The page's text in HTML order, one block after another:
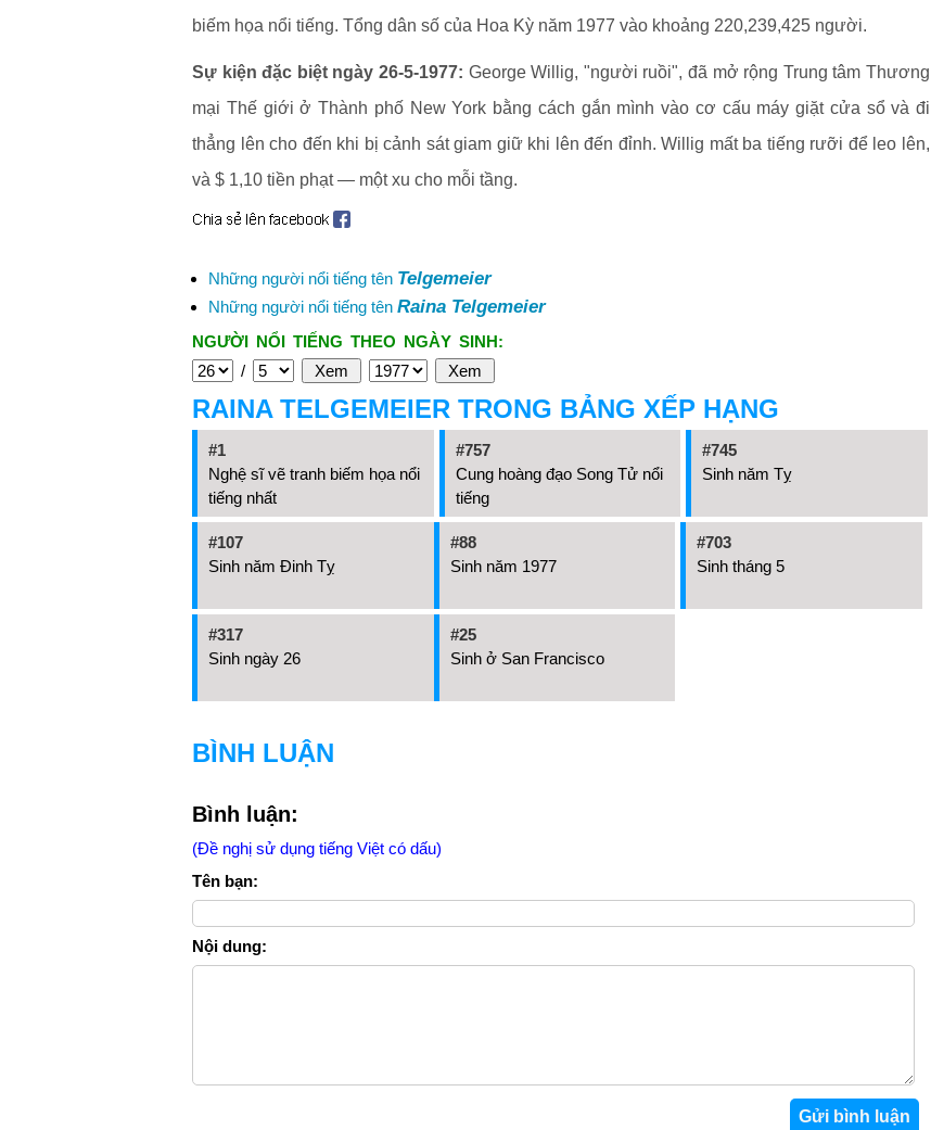
biếm họa nổi tiếng. Tổng dân số của Hoa Kỳ năm 1977 vào khoảng 220,239,425 người.
Sự kiện đặc biệt ngày 26-5-1977: George Willig, "người ruồi", đã mở rộng Trung tâm Thương
mại Thế giới ở Thành phố New York bằng cách gắn mình vào cơ cấu máy giặt cửa sổ và đi
thẳng lên cho đến khi bị cảnh sát giam giữ khi lên đến đỉnh. Willig mất ba tiếng rưỡi để leo lên,
và $ 1,10 tiền phạt — một xu cho mỗi tầng.
Những người nổi tiếng tên Telgemeier
Những người nổi tiếng tên Raina Telgemeier
NGƯỜI NỔI TIẾNG THEO NGÀY SINH:
/
RAINA TELGEMEIER TRONG BẢNG XẾP HẠNG
#1
Nghệ sĩ vẽ tranh biếm họa nổi
tiếng nhất
#757
Cung hoàng đạo Song Tử nổi
tiếng
#745
Sinh năm Tỵ
#107
Sinh năm Đinh Tỵ
#88
Sinh năm 1977
#703
Sinh tháng 5
#317
Sinh ngày 26
#25
Sinh ở San Francisco
BÌNH LUẬN
Bình luận:
(Đề nghị sử dụng tiếng Việt có dấu)
Tên bạn:
Nội dung: